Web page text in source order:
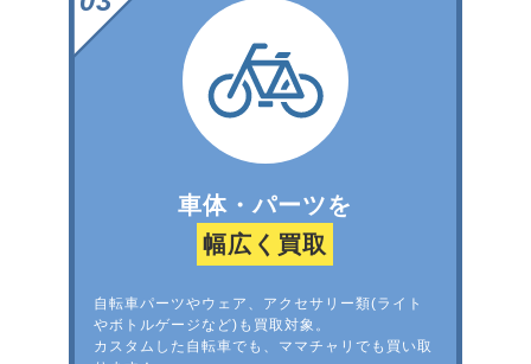
車体・パーツを
幅広く買取
自転車パーツやウェア、アクセサリー類(ライト
やボトルゲージなど)も買取対象。
カスタムした自転車でも、ママチャリでも買い取